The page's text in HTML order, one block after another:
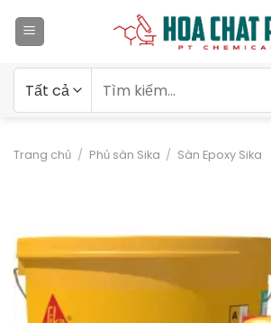
qua
kiếm:
Trang chủ / Phủ sàn Sika / Sàn Epoxy Sika